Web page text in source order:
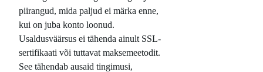
piirangud, mida paljud ei märka enne,
kui on juba konto loonud.
Usaldusväärsus ei tähenda ainult SSL-
sertifikaati või tuttavat maksemeetodit.
See tähendab ausaid tingimusi,